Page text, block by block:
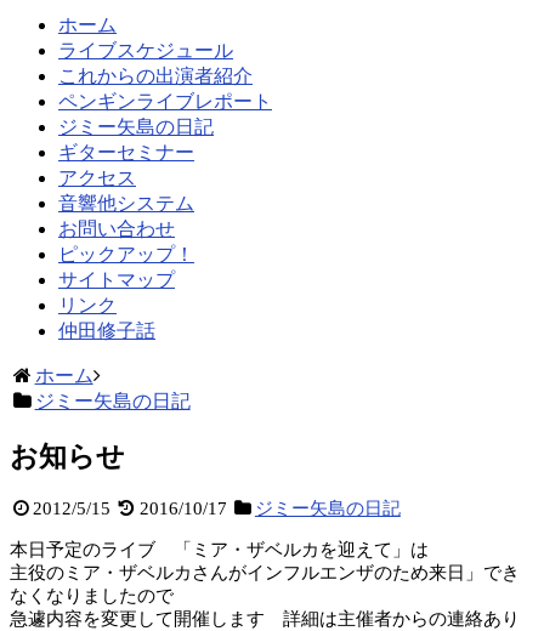
ホーム
ライブスケジュール
これからの出演者紹介
ペンギンライブレポート
ジミー矢島の日記
ギターセミナー
アクセス
音響他システム
お問い合わせ
ピックアップ！
サイトマップ
リンク
仲田修子話
ホーム
ジミー矢島の日記
お知らせ
2012/5/15 2016/10/17 ジミー矢島の日記
本日予定のライブ 「ミア・ザベルカを迎えて」は
主役のミア・ザベルカさんがインフルエンザのため来日」でき
なくなりましたので
急遽内容を変更して開催します 詳細は主催者からの連絡あり